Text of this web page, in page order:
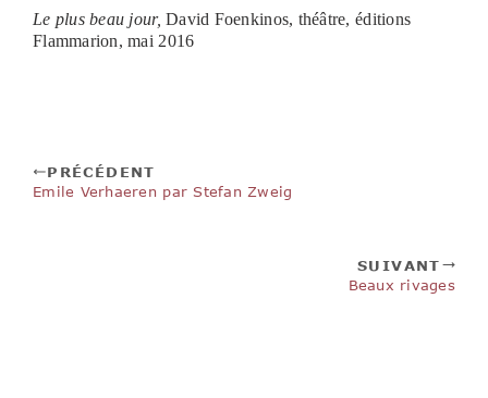
Le plus beau jour, David Foenkinos, théâtre, éditions
Flammarion, mai 2016
PRÉCÉDENT
Emile Verhaeren par Stefan Zweig
SUIVANT
Beaux rivages